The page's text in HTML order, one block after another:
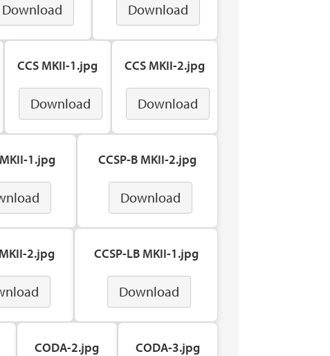
Download Download
CCS MKII-1.jpg
Download
CCS MKII-2.jpg
Download
1.jpg CCSP-B MKII-2.jpg
Download
2.jpg CCSP-LB MKII-1.jpg
Download
CODA-2.jpg CODA-3.jpg